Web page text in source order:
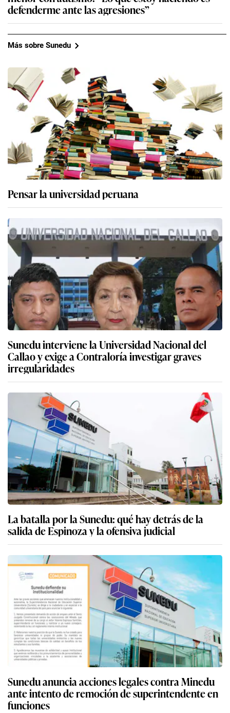
defenderme ante las agresiones”
Más sobre Sunedu
Pensar la universidad peruana
Sunedu interviene la Universidad Nacional del
Callao y exige a Contraloría investigar graves
irregularidades
La batalla por la Sunedu: qué hay detrás de la
salida de Espinoza y la ofensiva judicial
Sunedu anuncia acciones legales contra Minedu
ante intento de remoción de superintendente en
funciones